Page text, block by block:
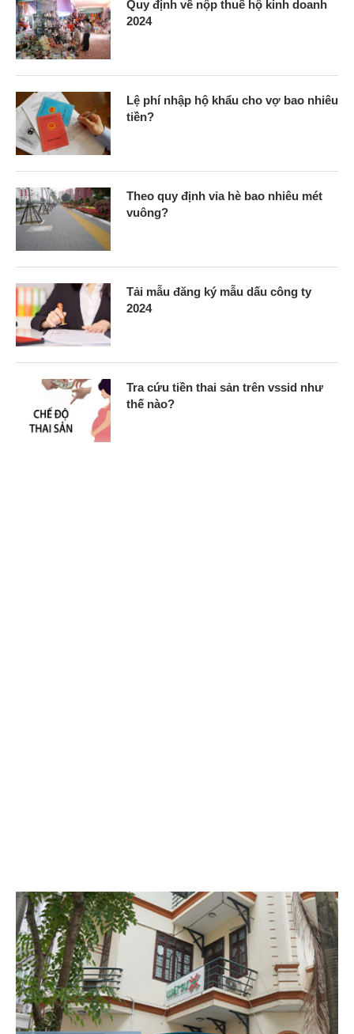
Quy định về nộp thuế hộ kinh doanh
2024
Lệ phí nhập hộ khẩu cho vợ bao nhiêu
tiền?
Theo quy định vỉa hè bao nhiêu mét
vuông?
Tải mẫu đăng ký mẫu dấu công ty
2024
Tra cứu tiền thai sản trên vssid như
thế nào?